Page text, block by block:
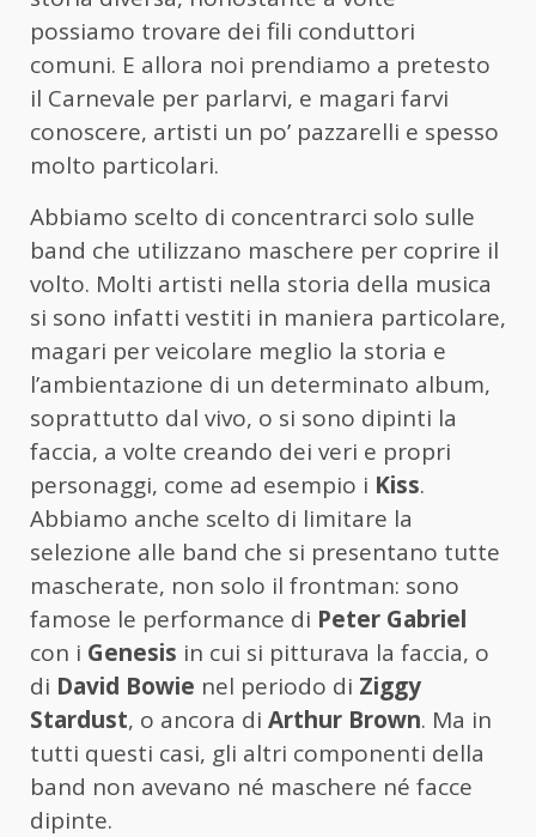
possiamo trovare dei fili conduttori
comuni. E allora noi prendiamo a pretesto
il Carnevale per parlarvi, e magari farvi
conoscere, artisti un po’ pazzarelli e spesso
molto particolari.
Abbiamo scelto di concentrarci solo sulle
band che utilizzano maschere per coprire il
volto. Molti artisti nella storia della musica
si sono infatti vestiti in maniera particolare,
magari per veicolare meglio la storia e
l’ambientazione di un determinato album,
soprattutto dal vivo, o si sono dipinti la
faccia, a volte creando dei veri e propri
personaggi, come ad esempio i Kiss.
Abbiamo anche scelto di limitare la
selezione alle band che si presentano tutte
mascherate, non solo il frontman: sono
famose le performance di Peter Gabriel
con i Genesis in cui si pitturava la faccia, o
di David Bowie nel periodo di Ziggy
Stardust, o ancora di Arthur Brown. Ma in
tutti questi casi, gli altri componenti della
band non avevano né maschere né facce
dipinte.